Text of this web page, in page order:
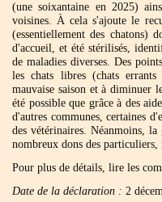
(une soixantaine en 2025)
voisines. À cela s'ajoute le
(essentiellement des chatons)
d'accueil, et été stérilisés,
de maladies diverses. Des
les chats libres (chats
mauvaise saison et à diminuer
été possible que grâce à des
d'autres communes, certaines
des vétérinaires. Néanmoins, la
nombreux dons des
Pour plus de détails, lire les
Date de la déclaration : 2